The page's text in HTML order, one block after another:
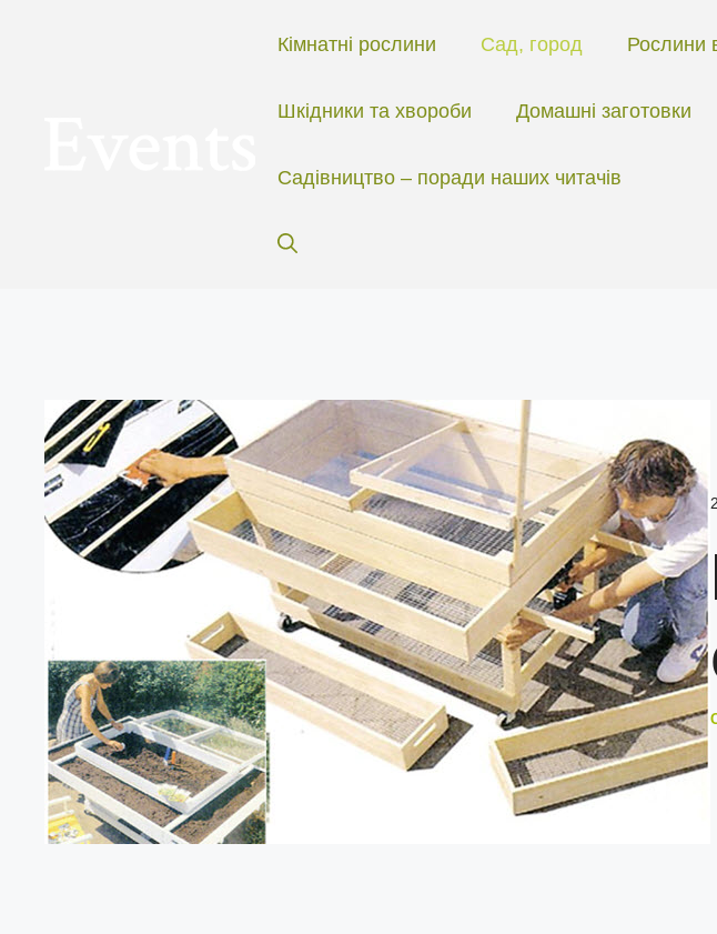
Кімнатні рослини Сад, город Рослини
Шкідники та хвороби Домашні заготовки
Садівництво – поради наших читачів